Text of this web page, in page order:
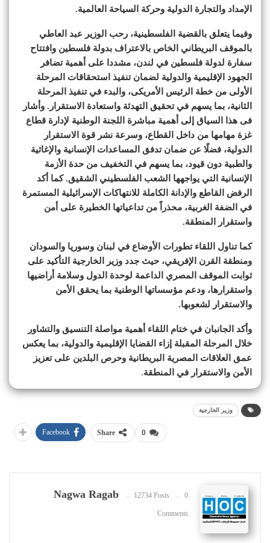
الإمداد والتجارة الدولية وحركة السياحة العالمية.
وفيما يتعلق بالقضية الفلسطينية، رحب الوزير عبد العاطي
بالموقف البريطاني الخاص بالاعتراف بدولة فلسطين وافتتاح
سفارة لدولة فلسطين في لندن، مشددا على أهمية تضافر
الجهود الإقليمية والدولية لضمان تنفيذ استحقاقات المرحلة
الأولى من خطة الرئيس الأمريكى، والبدء في تنفيذ المرحلة
الثانية، بما يسهم في تحقيق التهدئة واستعادة الاستقرار. وأشار
فى هذا السياق إلى أهمية مباشرة اللجنة الوطنية لإدارة قطاع
غزة مهامها من داخل القطاع، وسرعة نشر قوة الاستقرار
الدولية، فضلًا عن ضمان تدفق المساعدات الإنسانية والإغاثية
والطبية دون قيود، بما يسهم في التخفيف من حدة الأزمة
الإنسانية التي يواجهها الشعب الفلسطيني الشقيق. كما أكد
الرفض القاطع والإدانة الكاملة للانتهاكات الإسرائيلية المستمرة
في الضفة الغربية، محذراً من تداعياتها الخطيرة على أمن
واستقرار المنطقة.
كما تناول اللقاء تطورات الأوضاع في لبنان وسوريا والسودان
ومنطقة القرن الإفريقي، حيث جدد وزير الخارجية التأكيد على
ثوابت الموقف المصري الداعمة لوحدة الدول وسلامة أراضيها
واستقرارها، ودعم مؤسساتها الوطنية بما يحقق الأمن
والاستقرار لشعوبها.
وأكد الجانبان في ختام اللقاء أهمية مواصلة التنسيق والتشاور
خلال المرحلة المقبلة إزاء القضايا الإقليمية والدولية، بما يعكس
عمق العلاقات المصرية البريطانية وحرص البلدين على تعزيز
الأمن والاستقرار في المنطقة.
وزير الخارجية
0
Share
Facebook
Nagwa Ragab 12734 Posts 0
Comments